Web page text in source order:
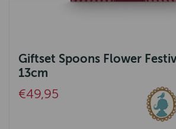
Giftset Spoons Flower
13cm
€49,95